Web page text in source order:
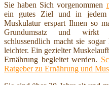
Sie haben Sich vorgenommen
ein gutes Ziel und in jedem
Muskulatur erspart Ihnen so
Grundumsatz und wirkt
schlussendlich macht sie
leichter. Ein gezielter
Ernährung begleitet werden.
Ratgeber zu Ernährung und